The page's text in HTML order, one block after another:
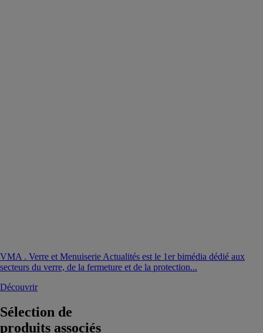
VMA . Verre et Menuiserie Actualités est le 1er bimédia dédié aux
secteurs du verre, de la fermeture et de la protection...
Découvrir
Sélection de
produits associés